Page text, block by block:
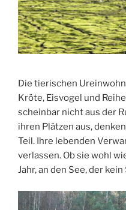
Die tierischen
Kröte, Eisvogel und
scheinbar nicht aus der
ihren Plätzen aus,
Teil. Ihre lebenden
verlassen. Ob sie wohl
Jahr, an den See, der